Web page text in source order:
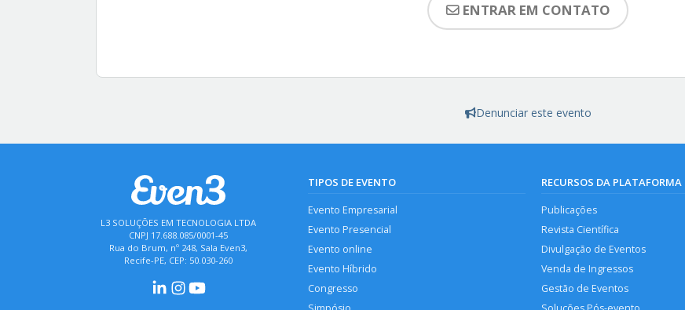
ENTRAR EM CONTATO
Denunciar este evento
L3 SOLUÇÕES EM TECNOLOGIA LTDA
CNPJ 17.688.085/0001-45
Rua do Brum, nº 248, Sala Even3,
Recife-PE, CEP: 50.030-260
TIPOS DE EVENTO
Evento Empresarial
Evento Presencial
Evento online
Evento Híbrido
Congresso
RECURSOS DA PLATAFORMA
Publicações
Revista Científica
Divulgação de Eventos
Venda de Ingressos
Gestão de Eventos